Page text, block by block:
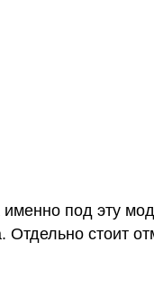
под эту
Отдельно стоит